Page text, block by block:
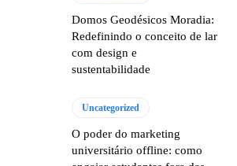
Domos Geodésicos Moradia:
Redefinindo o conceito de lar
com design e
sustentabilidade
Uncategorized
O poder do marketing
universitário offline: como